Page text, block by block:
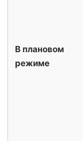
В плановом
режиме